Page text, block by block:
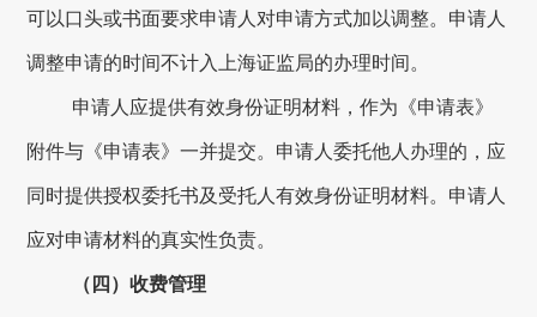
可以口头或书面要求申请人对申请方式加以调整。申请人
调整申请的时间不计入上海证监局的办理时间。
申请人应提供有效身份证明材料，作为《申请表》
附件与《申请表》一并提交。申请人委托他人办理的，应
同时提供授权委托书及受托人有效身份证明材料。申请人
应对申请材料的真实性负责。
（四）收费管理